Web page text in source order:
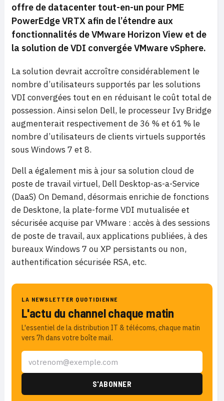
offre de datacenter tout-en-un pour PME
PowerEdge VRTX afin de l’étendre aux
fonctionnalités de VMware Horizon View et de
la solution de VDI convergée VMware vSphere.
La solution devrait accroître considérablement le
nombre d’utilisateurs supportés par les solutions
VDI convergées tout en en réduisant le coût total de
possession. Ainsi selon Dell, le processeur Ivy Bridge
augmenterait respectivement de 36 % et 61 % le
nombre d’utilisateurs de clients virtuels supportés
sous Windows 7 et 8.
Dell a également mis à jour sa solution cloud de
poste de travail virtuel, Dell Desktop-as-a-Service
(DaaS) On Demand, désormais enrichie de fonctions
de Desktone, la plate-forme VDI mutualisée et
sécurisée acquise par VMware : accès à des sessions
de poste de travail, aux applications publiées, à des
bureaux Windows 7 ou XP persistants ou non,
authentification sécurisée RSA, etc.
LA NEWSLETTER QUOTIDIENNE
L'actu du channel chaque matin
L'essentiel de la distribution IT & télécoms, chaque matin
vers 7h dans votre boîte mail.